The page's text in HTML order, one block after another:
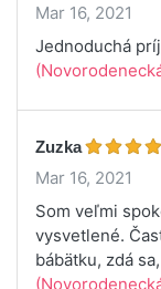
Mar 16, 2021
Jednoduchá
Zuzka
Mar 16, 2021
Som veľmi
vysvetlené.
bábätku, zdá